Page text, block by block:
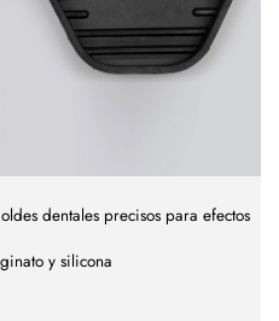
dentales precisos para efectos
y silicona